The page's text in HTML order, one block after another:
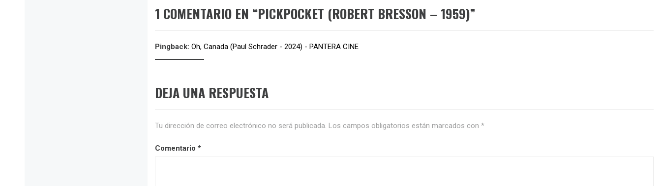
1 COMENTARIO EN “PICKPOCKET (ROBERT BRESSON – 1959)”
Pingback: Oh, Canada (Paul Schrader - 2024) - PANTERA CINE
DEJA UNA RESPUESTA
Tu dirección de correo electrónico no será publicada. Los campos obligatorios están marcados con *
Comentario *